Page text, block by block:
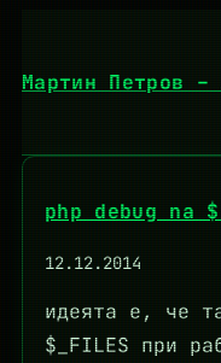
Мартин Петров –
php debug na
12.12.2014
идеята е, че
$_FILES при